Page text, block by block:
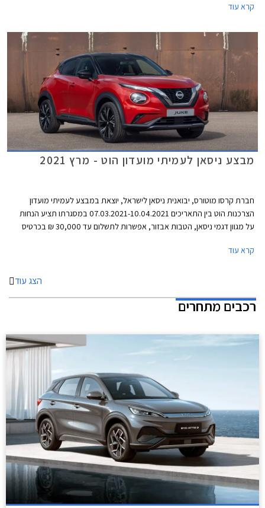
הרוכשים לרכוש בהנחה את מערכת ניסאן קונקט המאפשרת בין היתר לקבל
ומידע על נוריות חיווי בלוח המחוונים, התרעה מפני שכחת ילדים ברכב, וקבלת
מידע אודות היסטורית הנסיעות.
קרא עוד
מבצע ניסאן לעמיתי מועדון הוט - מרץ 2021
חברת קרסו מוטורס, יבואנית ניסאן לישראל, יוצאת במבצע לעמיתי מועדון
הצרכנות הוט בין התאריכים 07.03.2021-10.04.2021 במסגרתו תציע הנחות
על מגוון דגמי ניסאן, הטבות אבזור, אפשרות לתשלום עד 30,000 ₪ בכרטיס
20% הנחה ברכישת אביזרים בהתקנה מקומית. המבצע יתקיים בכל מרכזיקרא עוד
הצג עוד
רכבים מתחרים